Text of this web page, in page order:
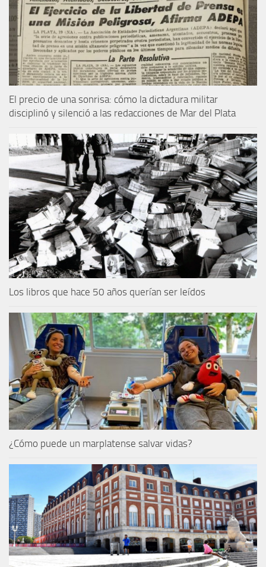
El precio de una sonrisa: cómo la dictadura militar
disciplinó y silenció a las redacciones de Mar del Plata
Los libros que hace 50 años querían ser leídos
¿Cómo puede un marplatense salvar vidas?